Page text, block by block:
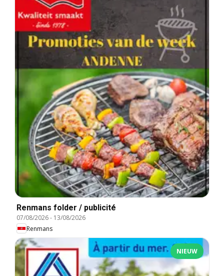
Renmans folder / publicité
07/08/2026- 13/08/2026
Renmans
NIEUW